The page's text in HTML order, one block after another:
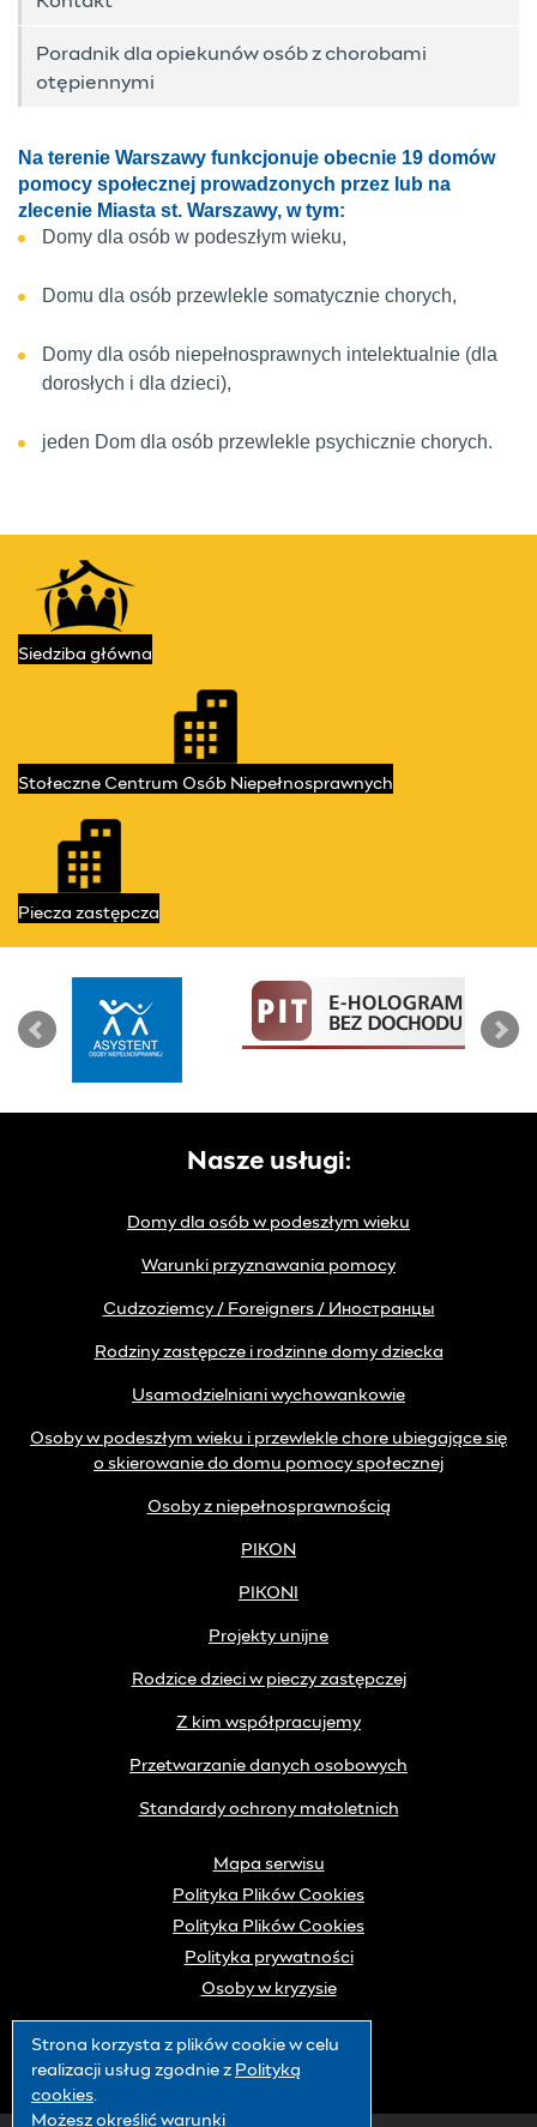
Strona korzysta z plikówcookie w celu
realizacji usług zgodnie z Polityką
cookies.
Możesz określić warunki
Poradnik dla opiekunów osób z chorobami
otępiennymi
Na terenie Warszawy funkcjonuje obecnie 19 domów
pomocy społecznej prowadzonych przez lub na
zlecenie Miasta st. Warszawy, w tym:
Domy dla osób w podeszłym wieku,
Domu dla osób przewlekle somatycznie chorych,
Domy dla osób niepełnosprawnych intelektualnie (dla
dorosłych i dla dzieci),
jeden Dom dla osób przewlekle psychicznie chorych.
Kontakt
Siedziba główna
Stołeczne Centrum Osób Niepełnosprawnych
Piecza zastępcza
Nasze usługi:
Domy dla osób w podeszłym wieku
Warunki przyznawania pomocy
Cudzoziemcy / Foreigners / Иностранцы
Rodziny zastępcze i rodzinne domy dziecka
Usamodzielniani wychowankowie
Osoby w podeszłym wieku i przewlekle chore ubiegające się
o skierowanie do domu pomocy społecznej
Osoby z niepełnosprawnością
PIKON
PIKONI
Projekty unijne
Rodzice dzieci w pieczy zastępczej
Z kim współpracujemy
Przetwarzanie danych osobowych
Standardy ochrony małoletnich
Mapa serwisu
Polityka Plików Cookies
Polityka Plików Cookies
Polityka prywatności
Osoby w kryzysie